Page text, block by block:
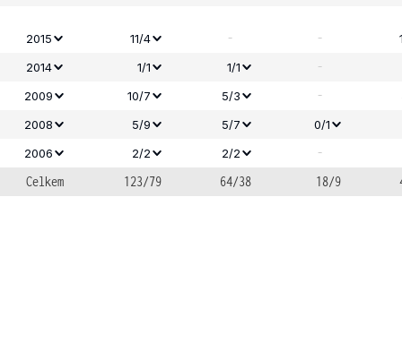
2015 11/4 - -
2014
1/1 1/1 -
2009 10/7 5/3 -
2008
5/9 5/7
0/1
2006
2/2 2/2
-
Celkem
123/79 64/38 18/9